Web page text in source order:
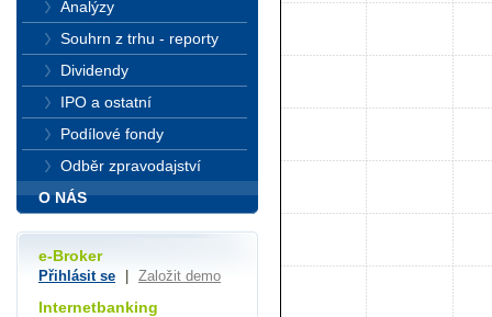
Analýzy
Souhrn z trhu - reporty
Dividendy
IPO a ostatní
Podílové fondy
Odběr zpravodajství
O NÁS
e-Broker
Přihlásit se Založit demo
Internetbanking